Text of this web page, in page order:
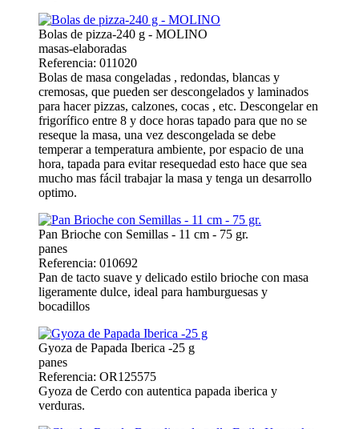
Bolas de pizza-240 g - MOLINO
masas-elaboradas
Referencia: 011020
Bolas de masa congeladas , redondas, blancas y
cremosas, que pueden ser descongelados y laminados
para hacer pizzas, calzones, cocas , etc. Descongelar en
frigorífico entre 8 y doce horas tapado para que no se
reseque la masa, una vez descongelada se debe
temperar a temperatura ambiente, por espacio de una
hora, tapada para evitar resequedad esto hace que sea
mucho mas fácil trabajar la masa y tenga un desarrollo
optimo.
Pan Brioche con Semillas - 11 cm - 75 gr.
panes
Referencia: 010692
Pan de tacto suave y delicado estilo brioche con masa
ligeramente dulce, ideal para hamburguesas y
bocadillos
Gyoza de Papada Iberica -25 g
panes
Referencia: OR125575
Gyoza de Cerdo con autentica papada iberica y
verduras.